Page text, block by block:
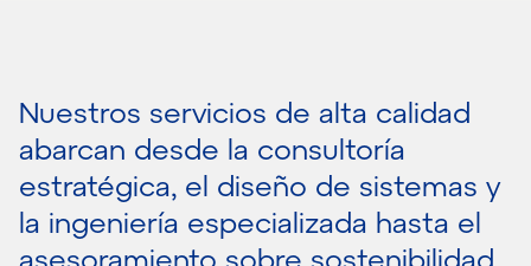
Nuestros servicios de alta calidad
abarcan desde la consultoría
estratégica, el diseño de sistemas y
la ingeniería especializada hasta el
asesoramiento sobre sostenibilidad